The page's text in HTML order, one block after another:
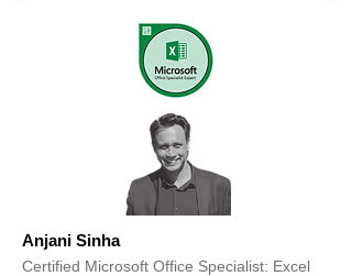
Anjani Sinha
Certified Microsoft Office Specialist: Excel